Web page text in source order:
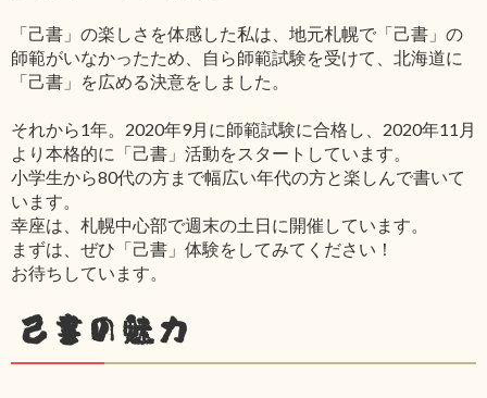
「己書」の楽しさを体感した私は、地元札幌で「己書」の
師範がいなかったため、自ら師範試験を受けて、北海道に
「己書」を広める決意をしました。
それから1年。2020年9月に師範試験に合格し、2020年11月
より本格的に「己書」活動をスタートしています。
小学生から80代の方まで幅広い年代の方と楽しんで書いて
います。
幸座は、札幌中心部で週末の土日に開催しています。
まずは、ぜひ「己書」体験をしてみてください！
お待ちしています。
己書の魅力